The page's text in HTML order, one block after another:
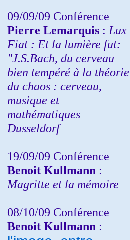
09/09/09 Conférence
Pierre Lemarquis : Lux
Fiat : Et la lumière fut:
"J.S.Bach, du cerveau
bien tempéré à la théorie
du chaos : cerveau,
musique et
mathématiques
Dusseldorf
19/09/09 Conférence
Benoit Kullmann :
Magritte et la mémoire
08/10/09 Conférence
Benoit Kullmann :